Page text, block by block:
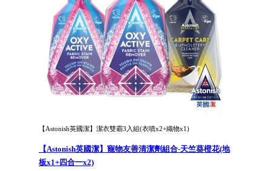
【Astonish英國潔】潔衣雙霸3入組(衣噴x2+織物x1)
【Astonish英國潔】寵物友善清潔劑組合-天竺葵橙花(地
板x1+四合一x2)